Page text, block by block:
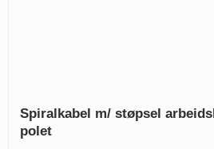
Spiralkabel m/ støpsel
polet